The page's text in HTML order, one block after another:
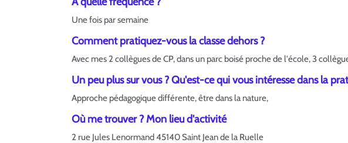
Une fois par semaine
Comment pratiquez-vous la classe dehors ?
Avec mes 2 collègues de CP, dans un parc boisé proche de l'école, 3
Un peu plus sur vous ? Qu'est-ce qui vous intéresse dans la
Approche pédagogique différente, être dans la nature,
Où me trouver ? Mon lieu d'activité
2 rue Jules Lenormand 45140 Saint Jean de la Ruelle